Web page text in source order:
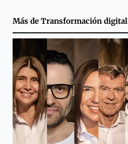
Más de Transformación digital